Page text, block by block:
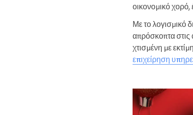
οικονομικό χορό,
Με το λογισμικό
απρόσκοπτα στις
χτισμένη με
επιχείρηση